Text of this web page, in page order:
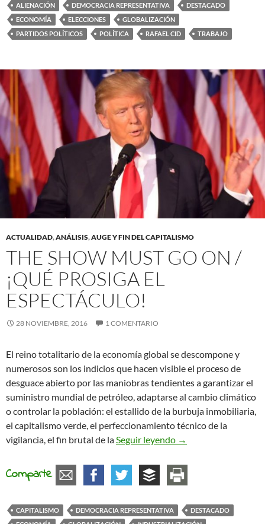
ALIENACIÓN DEMOCRACIA REPRESENTATIVA
DESTACADO
ECONOMÍA
ELECCIONES
GLOBALIZACIÓN
PARTIDOS POLÍTICOS
POLÍTICA RAFAEL CID TRABAJO
ACTUALIDAD,ANÁLISIS,AUGE Y FIN DEL CAPITALISMO
THE SHOW MUST GO ON /
¡QUÉ PROSIGA EL
ESPECTÁCULO!
28 NOVIEMBRE, 2016 1 COMENTARIO
El reino totalitario de la economía global se descompone y
numerosos son los indicios que hacen visible el proceso de
desguace abierto por las maniobras tendientes a garantizar el
suministro mundial de petróleo, adaptarse al cambio climático
o controlar la población: el estallido de la burbuja inmobiliaria,
el capitalismo verde, el perfeccionamiento técnico de la
vigilancia, el fin brutal de laSeguir leyendo The show must go
→
Comparte
CAPITALISMO DEMOCRACIA REPRESENTATIVA
DESTACADO